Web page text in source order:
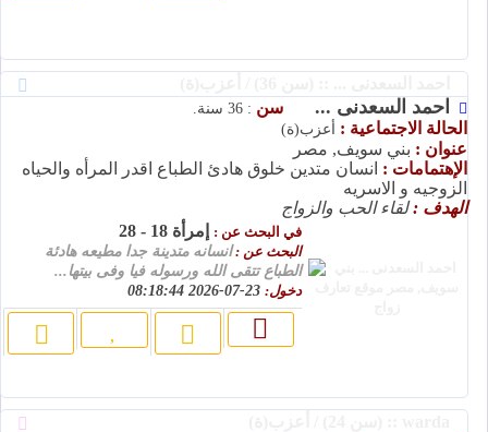
احمد السعدنى ... سن : 36 سنة.
الحالة الاجتماعية : أعزب(ة)
عنوان : بني سويف, مصر
الإهتمامات : انسان متدين خلوق هادئ الطباع اقدر المرأه والحياه
الزوجيه و الاسريه
الهدف :لقاء الحب والزواج
في البحث عن : إمرأة 18 - 28
البحث عن :انسانه متدينة جدا مطيعه هادئة
الطباع تتقى الله ورسوله فيا وفى بيتها...
دخول: